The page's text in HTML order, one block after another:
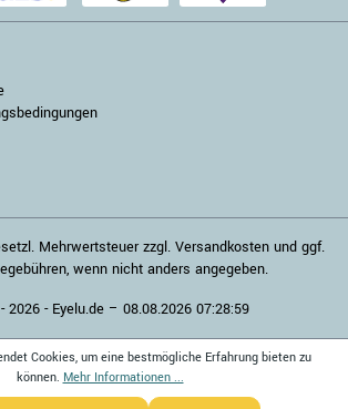
Mehrwertsteuer zzgl. Versandkosten und ggf.
wenn nicht anders angegeben.
2026 - Eyelu.de – 08.08.2026 07:28:59
Cookies, um eine bestmögliche Erfahrung bieten zu
können. Mehr Informationen ...